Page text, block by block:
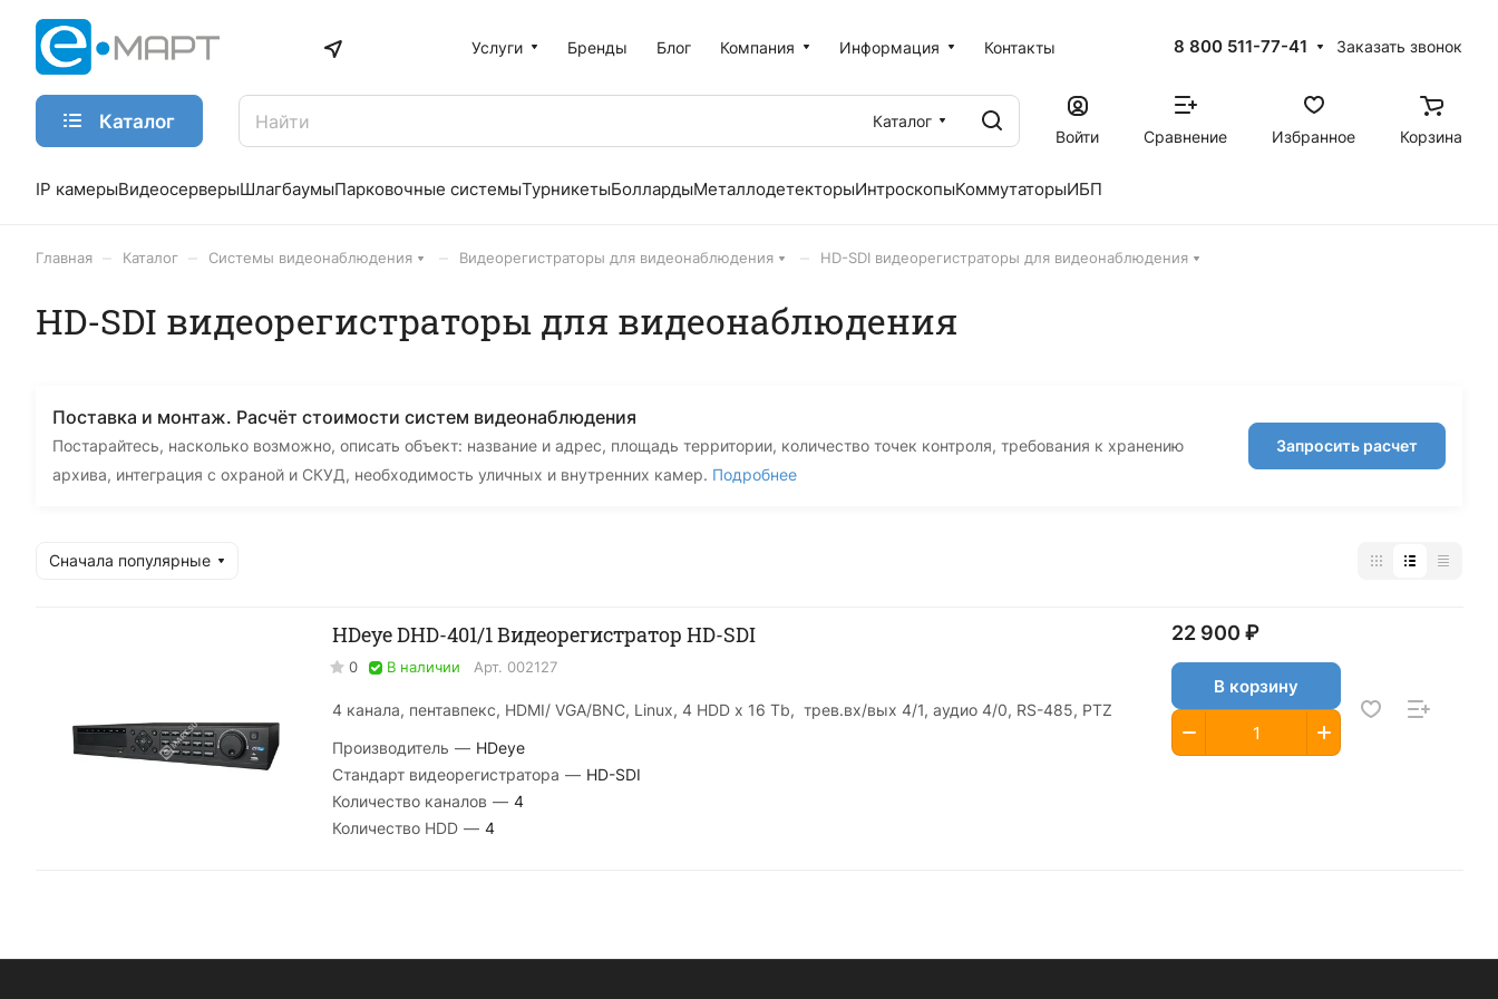
Услуги Бренды Блог Компания Информация Контакты 8 800 511-77-41 Заказать звонок
Каталог
Каталог
Войти
Сравнение Избранное Корзина
IP камерыВидеосерверыШлагбаумыПарковочные системыТурникетыБоллардыМеталлодетекторыИнтроскопыКоммутаторыИБП
Главная Каталог Системы видеонаблюдения Видеорегистраторы для видеонаблюдения HD-SDI видеорегистраторы для видеонаблюдения
HD-SDI видеорегистраторы для видеонаблюдения
Поставка и монтаж. Расчёт стоимости систем видеонаблюдения
Постарайтесь, насколько возможно, описать объект: название и адрес, площадь территории, количество точек контроля, требования к хранению
архива, интеграция с охраной и СКУД, необходимость уличных и внутренних камер. Подробнее
Запросить расчет
Сначала популярные
HDeye DHD-401/1 Видеорегистратор HD-SDI
0 В наличии Арт. 002127
4 канала, пентавпекс, HDMI/ VGA/BNC, Linux, 4 HDD х 16 Tb, трев.вх/вых 4/1, аудио 4/0, RS-485, PTZ
Производитель — HDeye
Стандарт видеорегистратора — HD-SDI
Количество каналов — 4
Количество HDD — 4
22 900 ₽
В корзину